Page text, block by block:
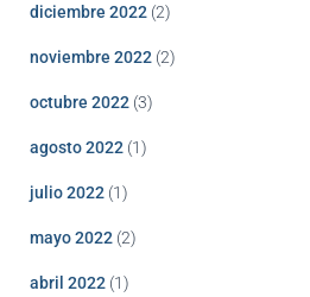
diciembre 2022 (2)
noviembre 2022 (2)
octubre 2022 (3)
agosto 2022 (1)
julio 2022 (1)
mayo 2022 (2)
abril 2022 (1)